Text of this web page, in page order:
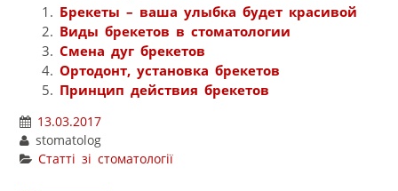
Брекеты – ваша улыбка будет красивой
Виды брекетов в стоматологии
Смена дуг брекетов
Ортодонт, установка брекетов
Принцип действия брекетов
13.03.2017
stomatolog
Статті зі стоматології